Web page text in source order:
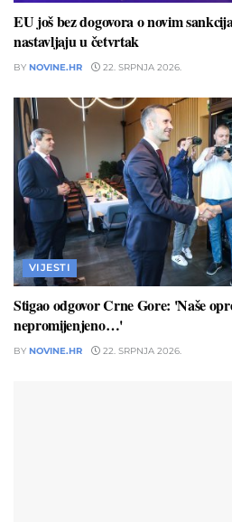
EU još bez dogovora o novim
nastavljaju u četvrtak
BY NOVINE.HR 22. SRPNJA 2026.
VIJESTI
Stigao odgovor Crne Gore: 'Naše
nepromijenjeno…'
BY NOVINE.HR 22. SRPNJA 2026.